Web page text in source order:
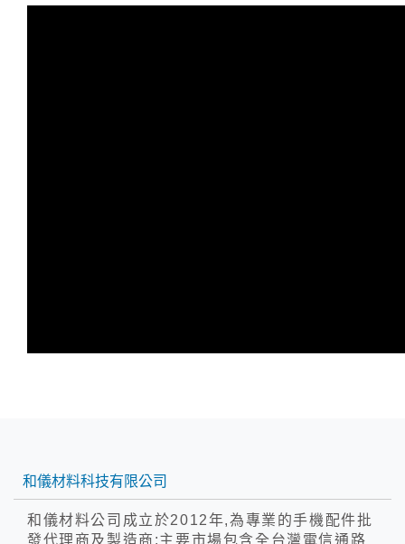
和儀材料科技有限公司
和儀材料公司成立於2012年,為專業的手機配件批
發代理商及製造商;主要市場包含全台灣電信通路